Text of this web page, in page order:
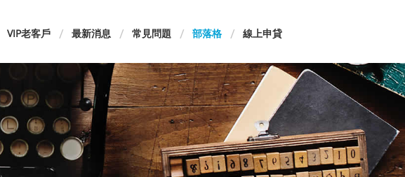
VIP老客戶 最新消息 常見問題 部落格 線上申貸